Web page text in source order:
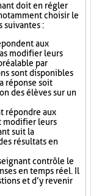
doit en régler
choisir le
suivantes :
aux
modifier leurs
par
sont disponibles
réponse soit
des élèves sur un
répondre aux
modifier leurs
suit la
résultats en
contrôle le
en temps réel. Il
et d’y revenir